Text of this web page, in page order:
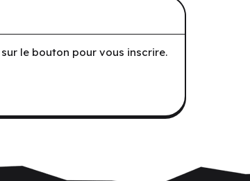
le bouton pour vous inscrire.